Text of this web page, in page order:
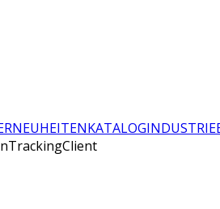
NEUHEITENKATALOG